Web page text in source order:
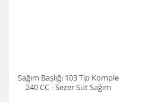
Sağım Başlığı 103 Tip Komple
240 CC - Sezer Süt Sağım